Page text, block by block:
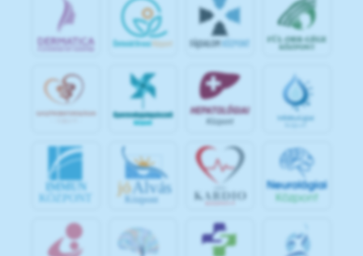
IMMUN
KÖZPONT
jó Alvás
Központ